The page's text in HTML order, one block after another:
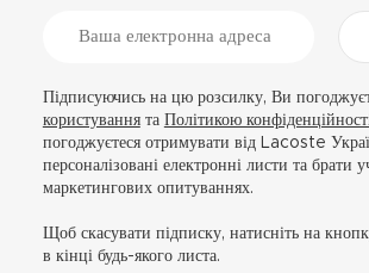
Підписуючись на цю розсилку, Ви
користуваннята Політикою
погоджуєтеся отримувати від Lacoste
персоналізовані електронні листи та брати
маркетингових опитуваннях.
Щоб скасувати підписку, натисніть на
в кінці будь-якого листа.